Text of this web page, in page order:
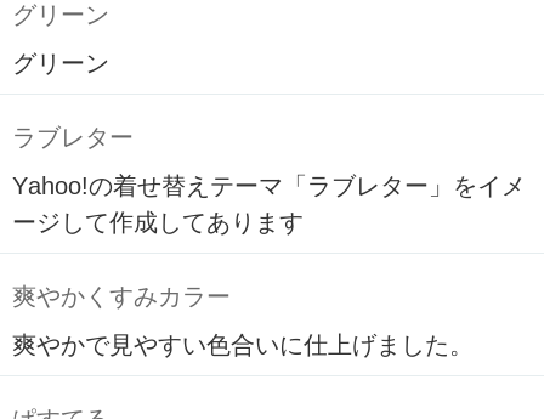
グリーン
グリーン
ラブレター
Yahoo!の着せ替えテーマ「ラブレター」をイメ
ージして作成してあります
爽やかくすみカラー
爽やかで見やすい色合いに仕上げました。